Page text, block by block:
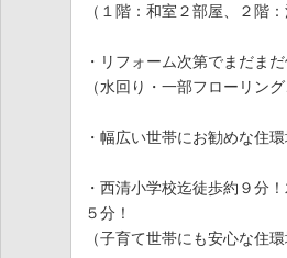
（１階：和室２部屋、２階：
・リフォーム次第でまだま
（水回り・一部フローリング
・幅広い世帯にお勧めな住環
・西清小学校迄徒歩約９分
５分！
（子育て世帯にも安心な住環